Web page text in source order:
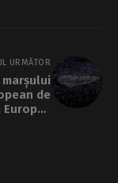
URMĂTOR
de